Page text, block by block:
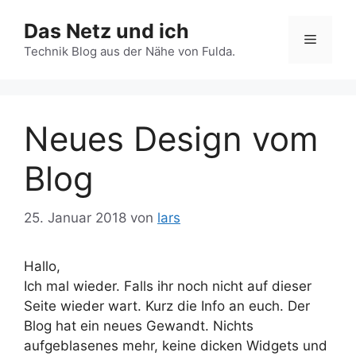
Inhalt
springen
Das Netz und ich
Technik Blog aus der Nähe von Fulda.
Menü
Neues Design vom
Blog
25. Januar 2018 von lars
Hallo,
Ich mal wieder. Falls ihr noch nicht auf dieser
Seite wieder wart. Kurz die Info an euch. Der
Blog hat ein neues Gewandt. Nichts
aufgeblasenes mehr, keine dicken Widgets und